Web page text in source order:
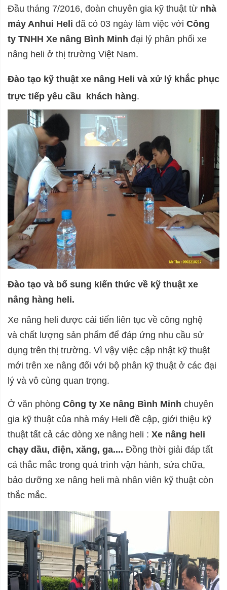
Đầu tháng 7/2016, đoàn chuyên gia kỹ thuật từ nhà
máy Anhui Heli đã có 03 ngày làm việc với Công
ty TNHH Xe nâng Bình Minh đại lý phân phối xe
nâng heli ở thị trường Việt Nam.
Đào tạo kỹ thuật xe nâng Heli và xử lý khắc phục
trực tiếp yêu cầu khách hàng.
Đào tạo và bổ sung kiến thức về kỹ thuật xe
nâng hàng heli.
Xe nâng heli được cải tiến liên tục về công nghệ
và chất lượng sản phẩm để đáp ứng nhu cầu sử
dụng trên thị trường. Vì vậy việc cập nhật kỹ thuật
mới trên xe nâng đối với bộ phân kỹ thuật ở các đại
lý và vô cùng quan trọng.
Ở văn phòng Công ty Xe nâng Bình Minh chuyên
gia kỹ thuật của nhà máy Heli đề cập, giới thiệu kỹ
thuật tất cả các dòng xe nâng heli : Xe nâng heli
chạy dầu, điện, xăng, ga.... Đồng thời giải đáp tất
cả thắc mắc trong quá trình vận hành, sửa chữa,
bảo dưỡng xe nâng heli mà nhân viên kỹ thuật còn
thắc mắc.